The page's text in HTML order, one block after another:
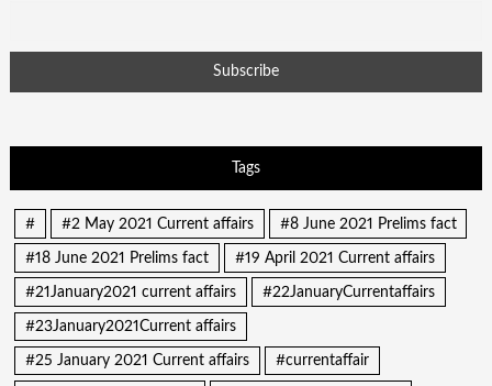
Tags
# #2 May 2021 Current affairs #8 June 2021 Prelims fact
#18 June 2021 Prelims fact #19 April 2021 Current affairs
#21January2021 current affairs #22JanuaryCurrentaffairs
#23January2021Current affairs
#25 January 2021 Current affairs #currentaffair